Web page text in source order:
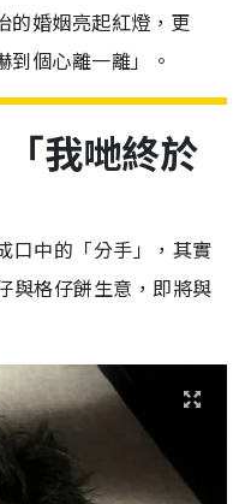
的婚姻亮起紅燈，更
到個心離一離」。
我哋終於
口中的「分手」，其實
與格仔餅生意，即將與